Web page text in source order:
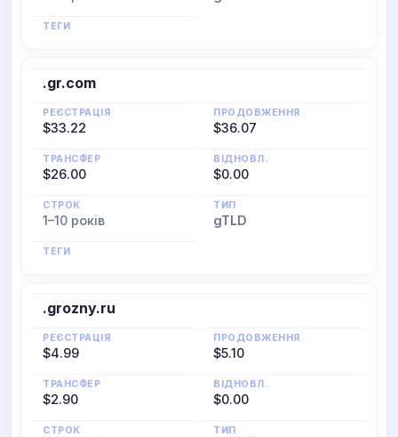
ТЕГИ
.gr.com
РЕЄСТРАЦІЯ
$33.22
ПРОДОВЖЕННЯ
$36.07
ТРАНСФЕР
$26.00
ВІДНОВЛ.
$0.00
СТРОК
1–10 років
ТИП
gTLD
ТЕГИ
.grozny.ru
РЕЄСТРАЦІЯ
$4.99
ПРОДОВЖЕННЯ
$5.10
ТРАНСФЕР
$2.90
ВІДНОВЛ.
$0.00
СТРОК ТИП